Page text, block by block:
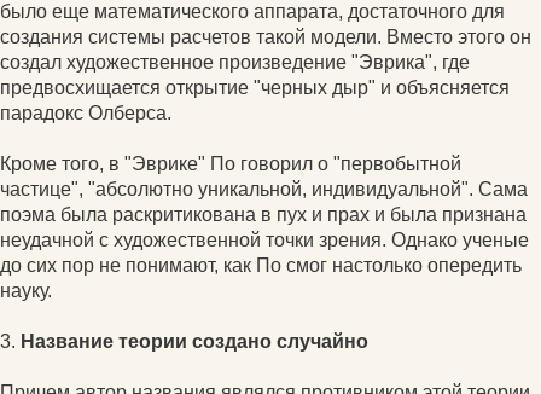
было еще математического аппарата, достаточного для
создания системы расчетов такой модели. Вместо этого он
создал художественное произведение "Эврика", где
предвосхищается открытие "черных дыр" и объясняется
парадокс Олберса.
Кроме того, в "Эврике" По говорил о "первобытной
частице", "абсолютно уникальной, индивидуальной". Сама
поэма была раскритикована в пух и прах и была признана
неудачной с художественной точки зрения. Однако ученые
до сих пор не понимают, как По смог настолько опередить
науку.
3. Название теории создано случайно